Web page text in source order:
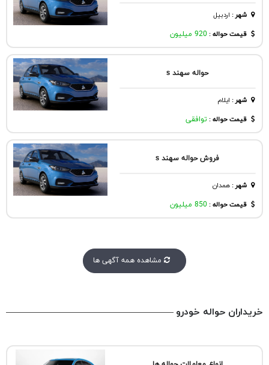
شهر: اردبيل
قیمت حواله : 920 میلیون
حواله سهند‌ s
شهر: ايلام
قیمت حواله : توافقی
فروش حواله سهند s
شهر:همدان
قیمت حواله : 850 میلیون
مشاهده همه آگهی ها
خریداران حواله خودرو